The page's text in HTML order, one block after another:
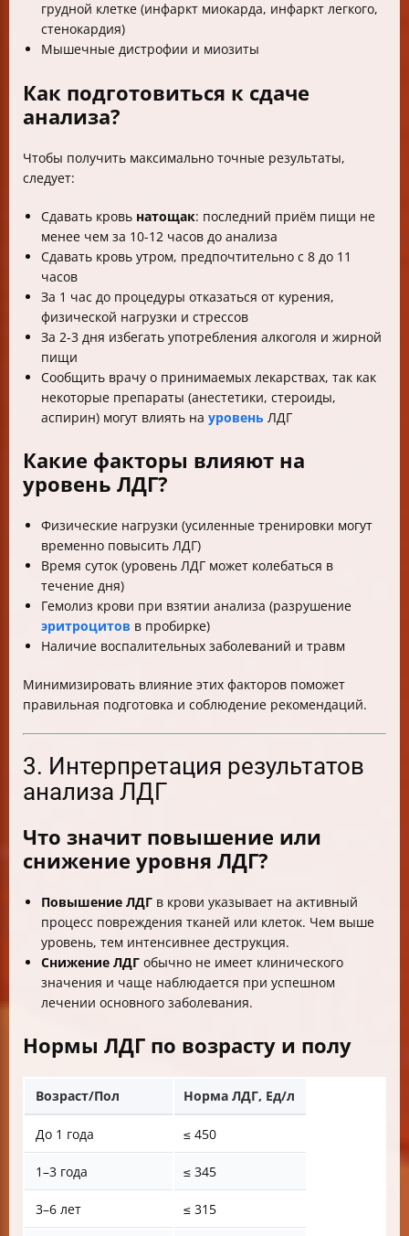
грудной клетке (инфаркт миокарда, инфаркт легкого,
стенокардия)
Мышечные дистрофии и миозиты
Как подготовиться к сдаче
анализа?
Чтобы получить максимально точные результаты,
следует:
Сдавать кровь натощак: последний приём пищи не
менее чем за 10-12 часов до анализа
Сдавать кровь утром, предпочтительно с 8 до 11
часов
За 1 час до процедуры отказаться от курения,
физической нагрузки и стрессов
За 2-3 дня избегать употребления алкоголя и жирной
пищи
Сообщить врачу о принимаемых лекарствах, так как
некоторые препараты (анестетики, стероиды,
аспирин) могут влиять на уровень ЛДГ
Какие факторы влияют на
уровень ЛДГ?
Физические нагрузки (усиленные тренировки могут
временно повысить ЛДГ)
Время суток (уровень ЛДГ может колебаться в
течение дня)
Гемолиз крови при взятии анализа (разрушение
эритроцитов в пробирке)
Наличие воспалительных заболеваний и травм
Минимизировать влияние этих факторов поможет
правильная подготовка и соблюдение рекомендаций.
3. Интерпретация результатов
анализа ЛДГ
Что значит повышение или
снижение уровня ЛДГ?
Повышение ЛДГ в крови указывает на активный
процесс повреждения тканей или клеток. Чем выше
уровень, тем интенсивнее деструкция.
Снижение ЛДГ обычно не имеет клинического
значения и чаще наблюдается при успешном
лечении основного заболевания.
Нормы ЛДГ по возрасту и полу
Возраст/Пол Норма ЛДГ, Ед/л
До 1 года ≤ 450
1–3 года ≤ 345
3–6 лет ≤ 315